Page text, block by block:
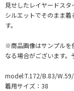
見せしたレイヤードス
シルエットでそのまま
す。
※商品画像はサンプルを
なる場合がございます。
model:T.172/B.83/
着用サイズ：38